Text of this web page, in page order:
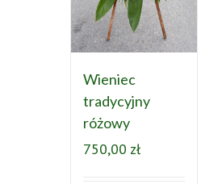
Wieniec
tradycyjny
różowy
750,00 zł